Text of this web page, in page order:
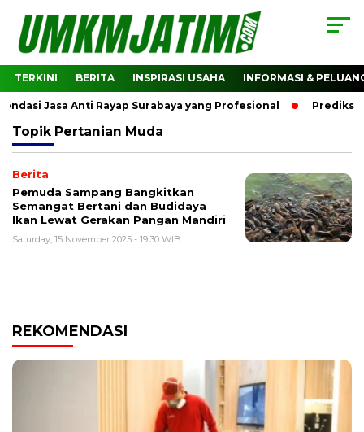
TERKINI BERITA INSPIRASI USAHA INFORMASI &
Jasa Anti Rayap Surabaya yang Profesional Prediksi
Topik Pertanian Muda
Berita
Pemuda Sampang Bangkitkan
Semangat Bertani dan Budidaya
Ikan Lewat Gerakan Pangan Mandiri
Saturday, 15 November 2025 - 19:30 WIB
REKOMENDASI